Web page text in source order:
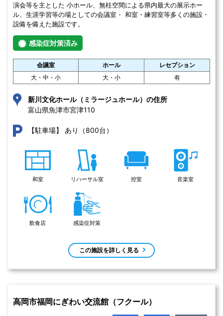
演会等を主とした 小ホール、無柱空間による県内最大の展示ホー
ル、生涯学習等の場としての会議室・ 和室・練習室等多くの施設・
設備を備えた施設です。
感染症対策済み
会議室 ホール
レセプション
大・中・小
大・小 有
新川文化ホール（ミラージュホール）の住所
富山県魚津市宮津110
【駐車場】 あり（800台）
和室 リハーサル室 控室 音楽室
飲食店 感染症対策
この施設を詳しく見る
高岡市福岡にぎわい交流館（フクール）